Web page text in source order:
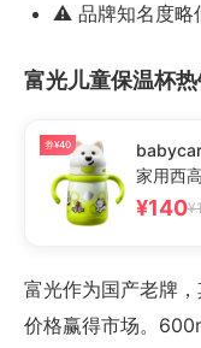
⚠️ 品牌知名度略
富光儿童保温杯
券¥40
家用西
¥140
富光作为国产老牌
价格赢得市场。